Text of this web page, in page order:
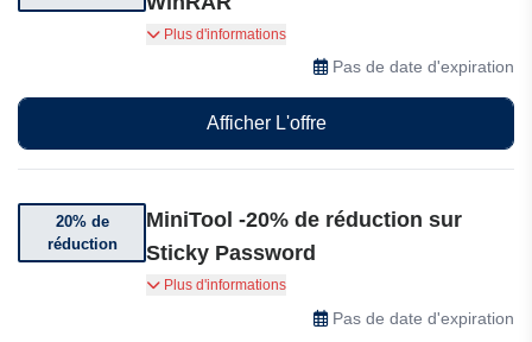
Bénéficiez de 20% de réduction sur WinRAR
Plus d'informations
Pas de date d'expiration
Afficher L'offre
20% de
réduction
MiniTool -20% de réduction sur
Sticky Password
Économisez 20% sur Sticky Password Premium !
Choisissez l'abonnement d'un an pour
seulement 23,99$ (au lieu de 29,99$) avec
Plus d'informations
Pas de date d'expiration